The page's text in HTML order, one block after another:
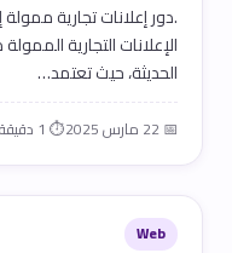
.دور إعلانات تجارية
الإعلانات التجارية
الحديثة، حيث تعتمد…
📅 22 مارس 2025 ⏱ 1 دقيقة
Web